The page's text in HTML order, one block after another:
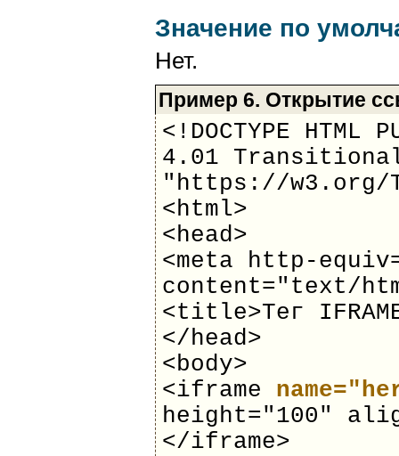
Значение по
Нет.
Пример 6. Открытие
<!DOCTYPE HTML
4.01
"https://w3.org/
<html>
<head>
<meta http-
content="text/
<title>Тег
</head>
<body>
<iframe
height="100"
</iframe>